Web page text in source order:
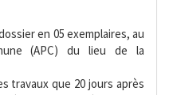
en 05 exemplaires, au
(APC) du lieu de la
travaux que 20 jours après